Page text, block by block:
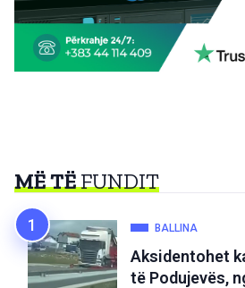
MË TËFUNDIT
BALLINA
Aksidentohet
të Podujevës,